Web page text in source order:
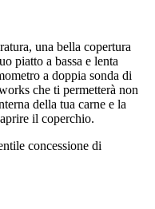
una bella copertura
piatto a bassa e lenta
a doppia sonda di
che ti permetterà non
della tua carne e la
il coperchio.
concessione di